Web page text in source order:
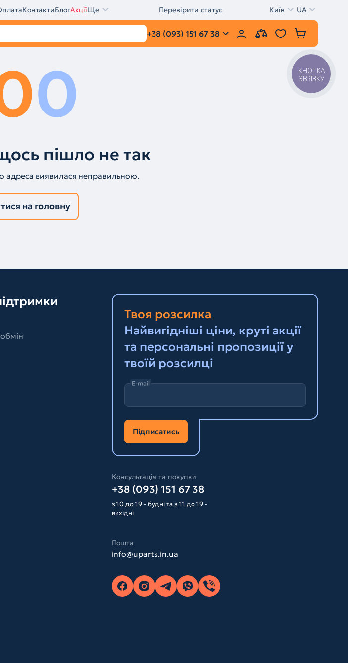
КонтактиБлогАкціїЩе Перевірити статус Київ UA
+38 (093) 151 67 38
0
пішло не так
адреса виявилася неправильною.
на головну
Твоя розсилка
Найвигідніші ціни, круті акції
та персональні пропозиції у
твоїй розсилці
E-mail
Підписатись
Консультація та покупки
+38 (093) 151 67 38
з 10 до 19 - будні та з 11 до 19 -
вихідні
Пошта
info@uparts.in.ua
КНОПКА
ЗВ'ЯЗКУ